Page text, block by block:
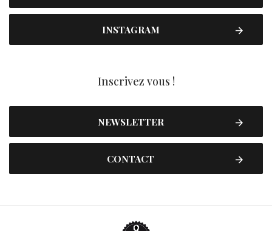
INSTAGRAM
Inscrivez vous !
NEWSLETTER
CONTACT